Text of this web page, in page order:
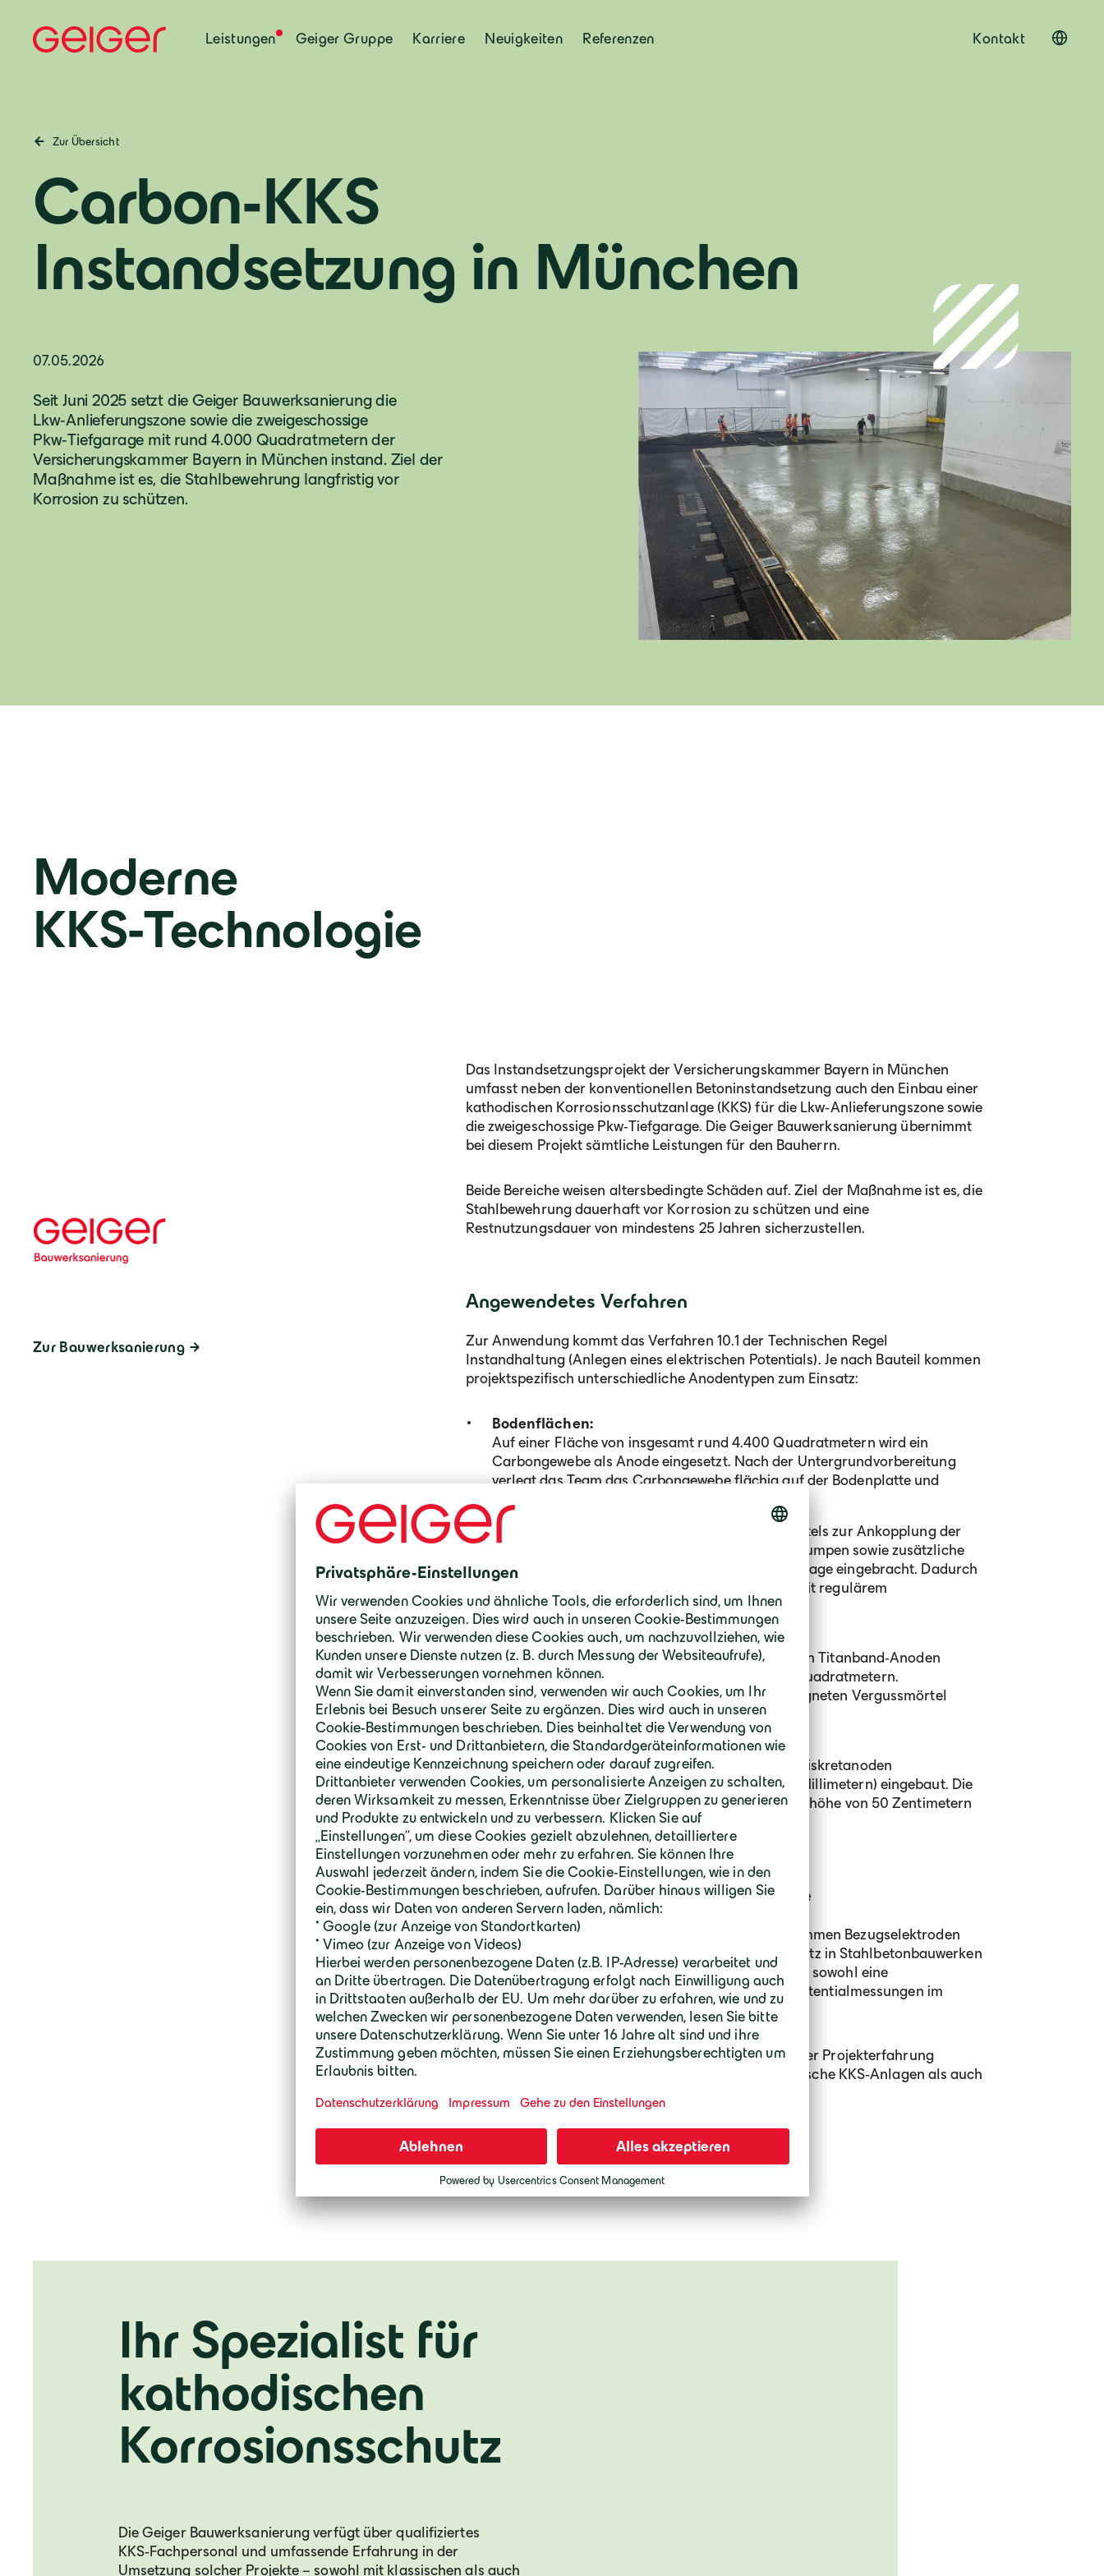
Leistungen Geiger Gruppe Karriere Neuigkeiten Referenzen Kontakt
Zur Übersicht
Carbon-KKS
Instandsetzung in München
07.05.2026
Seit Juni 2025 setzt die Geiger Bauwerksanierung die
Lkw‑Anlieferungszone sowie die zweigeschossige
Pkw‑Tiefgarage mit rund 4.000 Quadratmetern der
Versicherungskammer Bayern in München instand. Ziel der
Maßnahme ist es, die Stahlbewehrung langfristig vor
Korrosion zu schützen.
Moderne
KKS‑Technologie
Zur Bauwerksanierung
Das Instandsetzungsprojekt der Versicherungskammer Bayern in München
umfasst neben der konventionellen Betoninstandsetzung auch den Einbau einer
kathodischen Korrosionsschutzanlage (KKS) für die Lkw‑Anlieferungszone sowie
die zweigeschossige Pkw‑Tiefgarage. Die Geiger Bauwerksanierung übernimmt
bei diesem Projekt sämtliche Leistungen für den Bauherrn.
Beide Bereiche weisen altersbedingte Schäden auf. Ziel der Maßnahme ist es, die
Stahlbewehrung dauerhaft vor Korrosion zu schützen und eine
Restnutzungsdauer von mindestens 25 Jahren sicherzustellen.
Angewendetes Verfahren
Zur Anwendung kommt das Verfahren 10.1 der Technischen Regel
Instandhaltung (Anlegen eines elektrischen Potentials). Je nach Bauteil kommen
projektspezifisch unterschiedliche Anodentypen zum Einsatz:
Bodenflächen:
Auf einer Fläche von insgesamt rund 4.400 Quadratmetern wird ein
Carbongewebe als Anode eingesetzt. Nach der Untergrundvorbereitung
verlegt das Team das Carbongewebe flächig auf der Bodenplatte und
Die Anlieferung des fließfähigen Betonersatzmörtels zur Ankopplung der
Anode erfolgt mittels Pumpwagen. Über Förderpumpen sowie zusätzliche
Zwischenpumpen wird das Material in die Tiefgarage eingebracht. Dadurch
sind höhere Flächenleistungen möglich, als sie mit regulärem
Reparaturmörtel erreichbar wären.
Rampenbereiche:
Hier erfolgt der Einbau von senkrecht geschlitzten Titanband‑Anoden
(MMO‑Anoden) auf einer Fläche von rund 220 Quadratmetern.
Anschließend werden die Schlitze mit einem geeigneten Vergussmörtel
verfüllt.
Aufgehende Bauteile:
In den Sockelbereichen werden tiefenwirksame Diskretanoden
(MMO‑Anoden mit einer aktiven Länge von 150 Millimetern) eingebaut. Die
Anordnung erfolgt bis zu einer definierten Schutzhöhe von 50 Zentimetern
über Fahrbahnoberkante.
Überwachung und Regelung der Anlage
Zur Überwachung und Regelung der KKS‑Anlage kommen Bezugselektroden
des Typs ERE 20 zum Einsatz. Diese sind für den Einsatz in Stahlbetonbauwerken
gemäß DIN EN ISO 12696 ausgelegt und ermöglichen sowohl eine
kontinuierliche Überwachung der Anlage als auch Potentialmessungen im
Rahmen von Wartung und Systemprüfung.
Mit qualifiziertem KKS‑Fachpersonal und umfassender Projekterfahrung
realisiert die Geiger Bauwerksanierung sowohl klassische KKS‑Anlagen als auch
Ihr Spezialist für
kathodischen
Korrosionsschutz
Die Geiger Bauwerksanierung verfügt über qualifiziertes
KKS‑Fachpersonal und umfassende Erfahrung in der
Umsetzung solcher Projekte – sowohl mit klassischen als auch